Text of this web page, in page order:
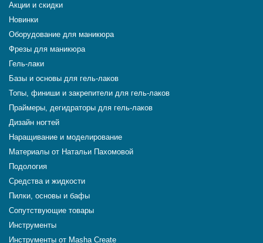
Акции и скидки
Новинки
Оборудование для маникюра
Фрезы для маникюра
Гель-лаки
Базы и основы для гель-лаков
Топы, финиши и закрепители для гель-лаков
Праймеры, дегидраторы для гель-лаков
Дизайн ногтей
Наращивание и моделирование
Материалы от Натальи Пахомовой
Подология
Средства и жидкости
Пилки, основы и бафы
Сопутствующие товары
Инструменты
Инструменты от Masha Create